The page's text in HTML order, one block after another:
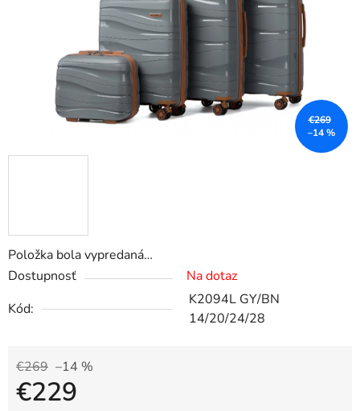
Položka bola vypredaná…
Dostupnosť
Na dotaz
Kód:
K2094L GY/BN
14/20/24/28
€269 –14 %
€229
€269
–14 %